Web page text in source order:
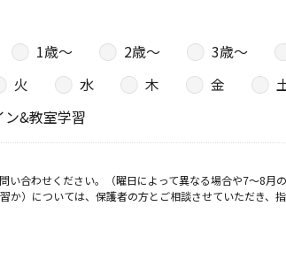
1歳〜 2歳〜 3歳〜
火 水 木 金
ン&教室学習
合わせください。（曜日によって異なる場合や7～8月
）については、保護者の方とご相談させていただき、指